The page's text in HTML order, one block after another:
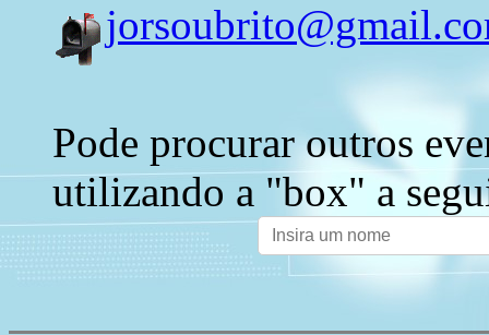
Pode procurar outros
utilizando a "box" a